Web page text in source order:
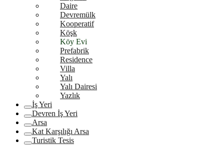
Daire
Devremülk
Kooperatif
Köşk
Köy Evi
Prefabrik
Residence
Villa
Yalı
Yalı Dairesi
Yazlık
İş Yeri
Devren İş Yeri
Arsa
Kat Karşılığı Arsa
Turistik Tesis